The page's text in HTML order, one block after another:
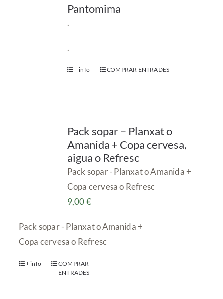
Pantomima
.
.
+ info COMPRAR ENTRADES
Pack sopar – Planxat o
Amanida + Copa cervesa,
aigua o Refresc
Pack sopar - Planxat o Amanida +
Copa cervesa o Refresc
9,00€
Pack sopar - Planxat o Amanida +
Copa cervesa o Refresc
+ info
COMPRAR
ENTRADES